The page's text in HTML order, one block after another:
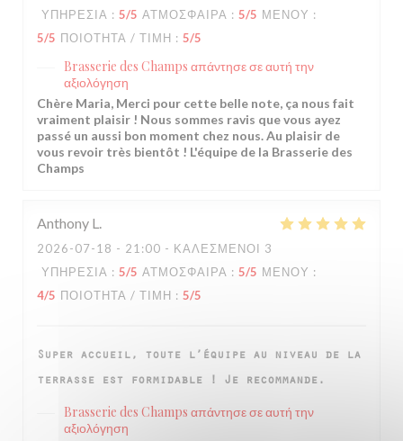
ΥΠΗΡΕΣΊΑ : 5/5 ΑΤΜΌΣΦΑΙΡΑ : 5/5 ΜΕΝΟΎ :
5/5 ΠΟΙΌΤΗΤΑ / ΤΙΜΉ : 5/5
Brasserie des Champs απάντησε σε αυτή την
αξιολόγηση
Chère Maria, Merci pour cette belle note, ça nous fait
vraiment plaisir ! Nous sommes ravis que vous ayez
passé un aussi bon moment chez nous. Au plaisir de
vous revoir très bientôt ! L'équipe de la Brasserie des
Champs
Anthony L
2026-07-18 - 21:00 - ΚΑΛΕΣΜΈΝΟΙ 3
ΥΠΗΡΕΣΊΑ : 5/5 ΑΤΜΌΣΦΑΙΡΑ : 5/5 ΜΕΝΟΎ :
4/5 ΠΟΙΌΤΗΤΑ / ΤΙΜΉ : 5/5
Super accueil, toute l’équipe au niveau de la
terrasse est formidable ! Je recommande.
Brasserie des Champs απάντησε σε αυτή την
αξιολόγηση